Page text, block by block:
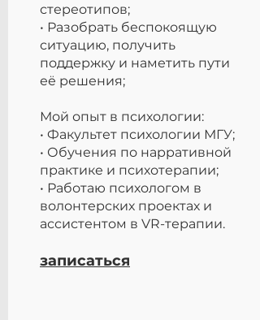
стереотипов;
• Разобрать беспокоящую
ситуацию, получить
поддержку и наметить пути
её решения;
Мой опыт в психологии:
• Факультет психологии МГУ;
• Обучения по нарративной
практике и психотерапии;
• Работаю психологом в
волонтерских проектах и
ассистентом в VR-терапии.
записаться